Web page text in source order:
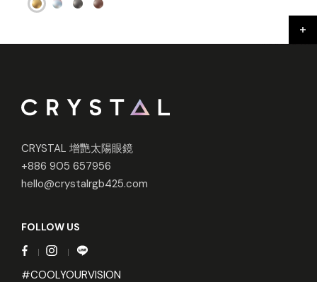
CRYSTAL 增艷太陽眼鏡
+886 905 657956
hello@crystalrgb425.com
FOLLOW US
#COOLYOURVISION